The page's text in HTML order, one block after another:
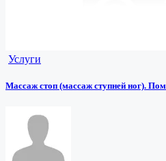
Услуги
Массаж стоп (массаж ступней ног).